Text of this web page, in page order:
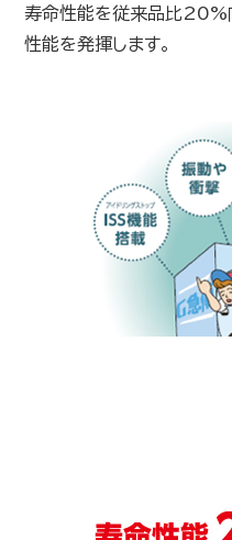
寿命性能を従来品比20%
性能を発揮します。